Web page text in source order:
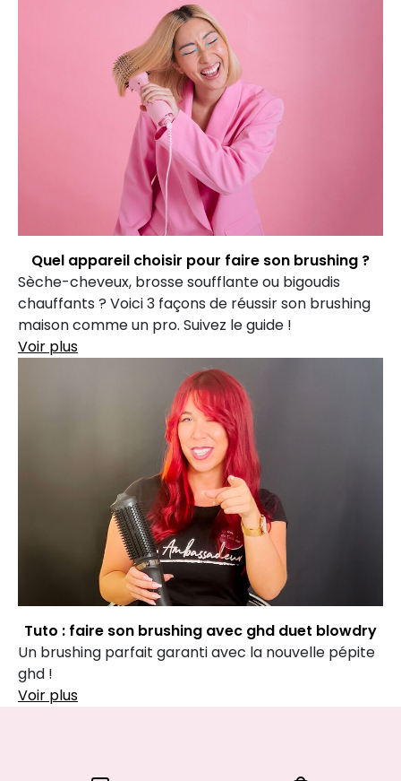
Quel appareil choisir pour faire son brushing ?
Sèche-cheveux, brosse soufflante ou bigoudis
chauffants ? Voici 3 façons de réussir son brushing
maison comme un pro. Suivez le guide !
Voir plus
Tuto : faire son brushing avec ghd duet blowdry
Un brushing parfait garanti avec la nouvelle pépite
ghd !
Voir plus